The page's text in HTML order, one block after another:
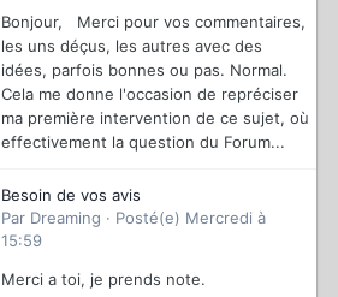
Bonjour, Merci pour vos commentaires,
les uns déçus, les autres avec des
idées, parfois bonnes ou pas. Normal.
Cela me donne l'occasion de repréciser
ma première intervention de ce sujet, où
effectivement la question du Forum...
Besoin de vos avis
Par Dreaming · Posté(e) Mercredi à
15:59
Merci a toi, je prends note.